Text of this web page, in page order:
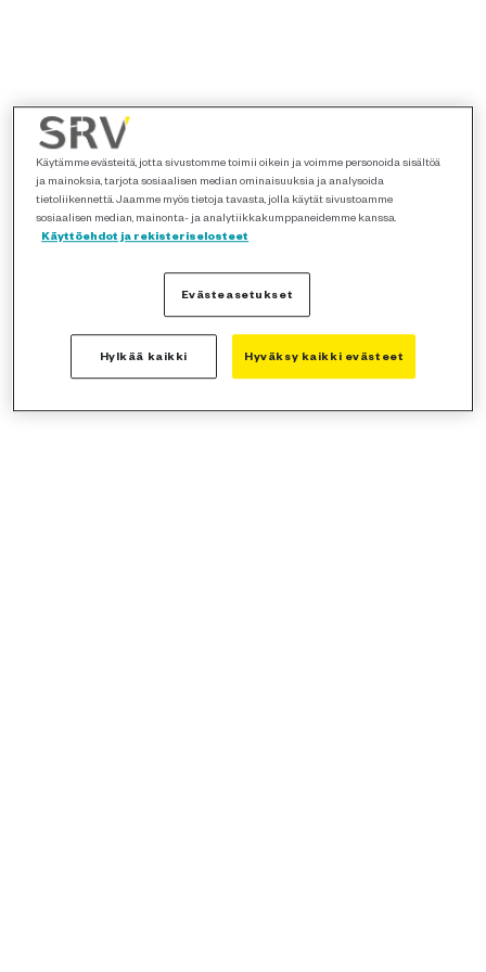
Käytämme evästeitä, jotta sivustomme toimii oikein ja voimme personoida sisältöä
ja mainoksia, tarjota sosiaalisen median ominaisuuksia ja analysoida
tietoliikennettä. Jaamme myös tietoja tavasta, jolla käytät sivustoamme
sosiaalisen median, mainonta- ja analytiikkakumppaneidemme kanssa.
Käyttöehdot ja rekisteriselosteet
Evästeasetukset
Hylkää kaikki Hyväksy kaikki evästeet